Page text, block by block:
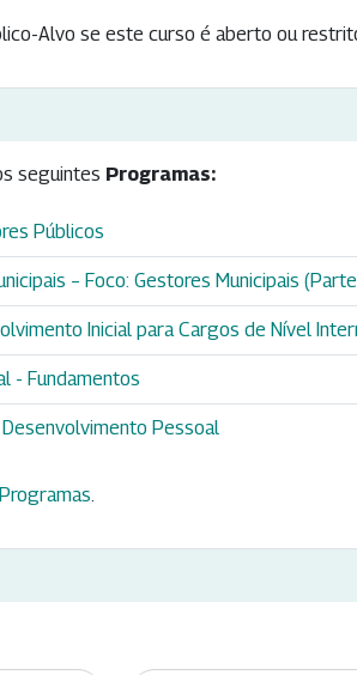
Alvo se este curso é aberto ou
seguintes Programas:
Públicos
– Foco: Gestores Municipais (Parte
Inicial para Cargos de Nível
- Fundamentos
Pessoal
Programas.